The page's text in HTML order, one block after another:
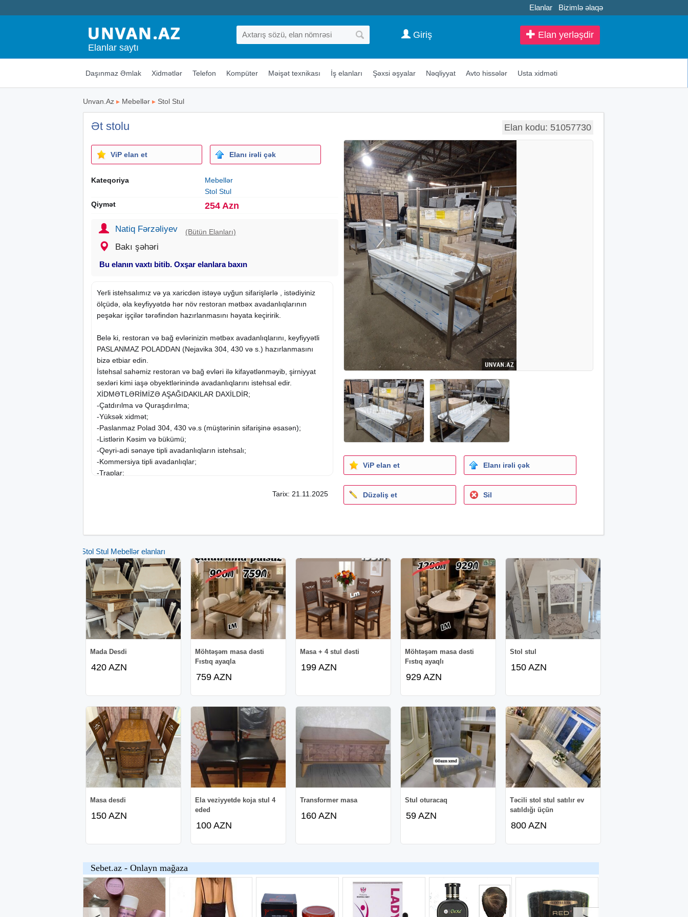
Elanlar Bizimlə əlaqə
Elanlar saytı
Elan yerləşdir
Giriş
Daşınmaz Əmlak Xidmətlər Telefon Kompüter Məişət texnikası İş elanları Şəxsi əşyalar Nəqliyyat Avto hissələr Usta xidməti
Unvan.Az ▸ Mebellər ▸ Stol Stul
Ət stolu Elan kodu: 51057730
ViP elan et Elanı irəli çək
Kateqoriya
Mebellər
Stol Stul
Qiymət
254 Azn
Natiq Fərzəliyev (Bütün Elanları)
Bakı şəhəri
Bu elanın vaxtı bitib. Oxşar elanlara baxın
Yerli istehsalımız və ya xaricdən istəyə uyğun sifarişlərlə , istədiyiniz
ölçüdə, əla keyfiyyətdə hər növ restoran mətbəx avadanlıqlarının
peşəkar işçilər tərəfindən hazırlanmasını həyata keçiririk.
Belə ki, restoran və bağ evlərinizin mətbəx avadanlıqlarını, keyfiyyətli
PASLANMAZ POLADDAN (Nejavika 304, 430 və s.) hazırlanmasını
bizə etbiar edin.
İstehsal sahəmiz restoran və bağ evləri ilə kifayətlənməyib, şirniyyat
sexləri kimi iaşə obyektlərinində avadanlıqlarını istehsal edir.
XİDMƏTLƏRİMİZƏ AŞAĞIDAKILAR DAXİLDİR;
-Çatdırılma və Quraşdırılma;
-Yüksək xidmət;
-Paslanmaz Polad 304, 430 və.s (müştərinin sifarişinə əsasən);
-Listlərin Kəsim və bükümü;
-Qeyri-adi sənaye tipli avadanlıqların istehsalı;
-Kommersiya tipli avadanlıqlar;
-Traplar;
-Rəflər (Paslanmaz, Stellaj, Divar rəfləri);
-Çay samovarları;
-Ət çəkənlər;
-Gigiyena və Təmizlik avadanlıqları;
-Dönər və Tantuni aparatları;
-Dezinfektorlar və Zibil qabları;
Daha çox məlumat üçün əlaqə nömrələrimizə zəng edə və ya
whatsapp vasitəsilə əlaqə saxlaya bilərsiniz.
Tarix: 21.11.2025
ViP elan et Elanı irəli çək
Düzəliş et Sil
Stol Stul Mebellər elanları
Mada Desdi
420 AZN
Möhtəşəm masa dəsti
Fıstıq ayaqla
759 AZN
Masa + 4 stul dəsti
199 AZN
Möhtəşəm masa dəsti
Fıstıq ayaqlı
929 AZN
Stol stul
150 AZN
Masa desdi
150 AZN
Ela veziyyetde koja stul 4
eded
100 AZN
Transformer masa
160 AZN
Stul oturacaq
59 AZN
Təcili stol stul satılır ev
satıldığı üçün
800 AZN